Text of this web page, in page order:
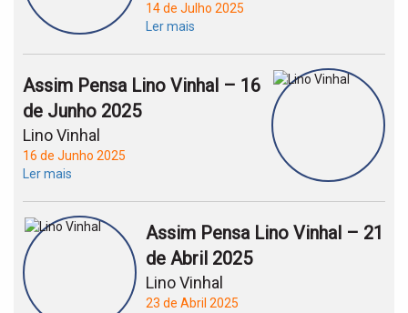
14 de Julho 2025
Ler mais
Assim Pensa Lino Vinhal – 16
de Junho 2025
Lino Vinhal
16 de Junho 2025
Ler mais
Assim Pensa Lino Vinhal – 21
de Abril 2025
Lino Vinhal
23 de Abril 2025